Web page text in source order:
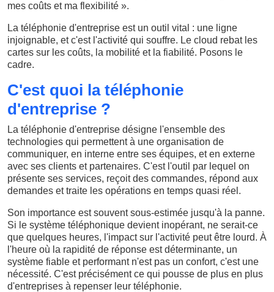
mes coûts et ma flexibilité ».
La téléphonie d'entreprise est un outil vital : une ligne
injoignable, et c'est l'activité qui souffre. Le cloud rebat les
cartes sur les coûts, la mobilité et la fiabilité. Posons le
cadre.
C'est quoi la téléphonie
d'entreprise ?
La téléphonie d'entreprise désigne l'ensemble des
technologies qui permettent à une organisation de
communiquer, en interne entre ses équipes, et en externe
avec ses clients et partenaires. C'est l'outil par lequel on
présente ses services, reçoit des commandes, répond aux
demandes et traite les opérations en temps quasi réel.
Son importance est souvent sous-estimée jusqu'à la panne.
Si le système téléphonique devient inopérant, ne serait-ce
que quelques heures, l'impact sur l'activité peut être lourd. À
l'heure où la rapidité de réponse est déterminante, un
système fiable et performant n'est pas un confort, c'est une
nécessité. C'est précisément ce qui pousse de plus en plus
d'entreprises à repenser leur téléphonie.